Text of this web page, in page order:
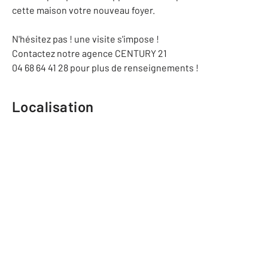
cette maison votre nouveau foyer.
N'hésitez pas ! une visite s'impose !
Contactez notre agence CENTURY 21
04 68 64 41 28 pour plus de renseignements !
Localisation